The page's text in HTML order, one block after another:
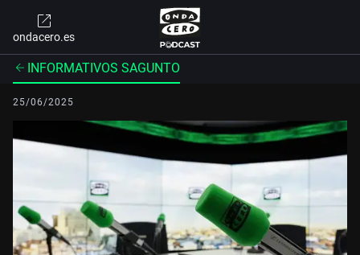
ondacero.es
INFORMATIVOS SAGUNTO
25/06/2025